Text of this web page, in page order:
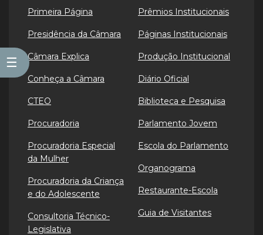
☰
Primeira Página
Presidência da Câmara
Câmara Explica
Conheça a Câmara
CTEO
Procuradoria
Procuradoria Especial
da Mulher
Procuradoria da Criança
e do Adolescente
Consultoria Técnico-
Legislativa
Prêmios Institucionais
Páginas Institucionais
Produção Institucional
Diário Oficial
Biblioteca e Pesquisa
Parlamento Jovem
Escola do Parlamento
Organograma
Restaurante-Escola
Guia de Visitantes